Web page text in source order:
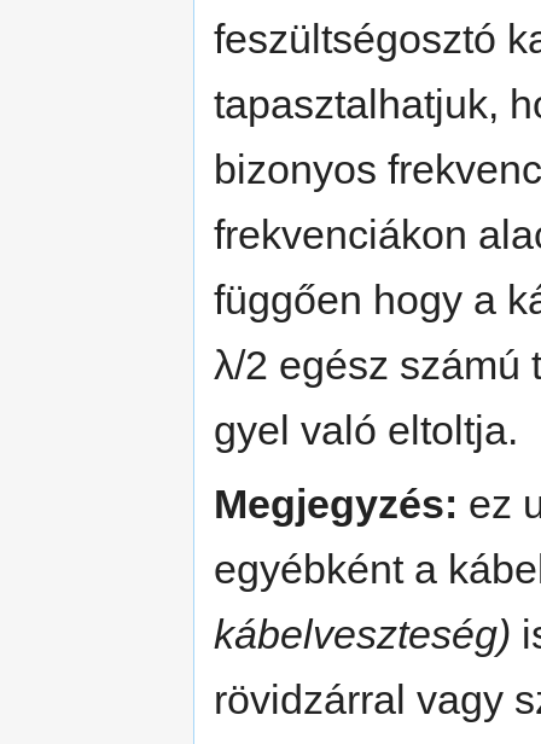
feszültségosztó
tapasztalhatjuk,
bizonyos
frekvenciákon
függően hogy a
λ/2 egész számú
gyel való eltoltja.
Megjegyzés: ez
egyébként a
kábelveszteség)
rövidzárral vagy